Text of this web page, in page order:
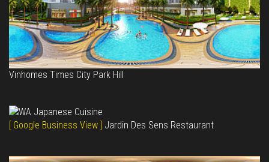
Vinhomes Times City Park Hill
[ Google Business View ] Jardin Des Sens Restaurant